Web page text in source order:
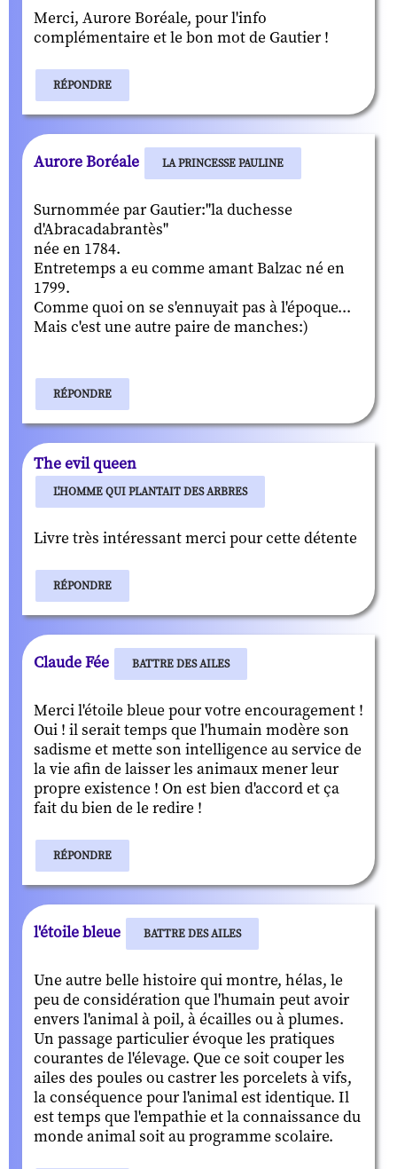
Merci, Aurore Boréale, pour l'info
complémentaire et le bon mot de Gautier !
RÉPONDRE
Aurore Boréale LA PRINCESSE PAULINE
Surnommée par Gautier:"la duchesse
d'Abracadabrantès"
née en 1784.
Entretemps a eu comme amant Balzac né en
1799.
Comme quoi on se s'ennuyait pas à l'époque...
Mais c'est une autre paire de manches:)
RÉPONDRE
The evil queen
L'HOMME QUI PLANTAIT DES ARBRES
Livre très intéressant merci pour cette détente
RÉPONDRE
Claude Fée BATTRE DES AILES
Merci l'étoile bleue pour votre encouragement !
Oui ! il serait temps que l'humain modère son
sadisme et mette son intelligence au service de
la vie afin de laisser les animaux mener leur
propre existence ! On est bien d'accord et ça
fait du bien de le redire !
RÉPONDRE
l'étoile bleue BATTRE DES AILES
Une autre belle histoire qui montre, hélas, le
peu de considération que l'humain peut avoir
envers l'animal à poil, à écailles ou à plumes.
Un passage particulier évoque les pratiques
courantes de l'élevage. Que ce soit couper les
ailes des poules ou castrer les porcelets à vifs,
la conséquence pour l'animal est identique. Il
est temps que l'empathie et la connaissance du
monde animal soit au programme scolaire.